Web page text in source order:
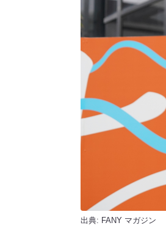
出典: FANY マガジン